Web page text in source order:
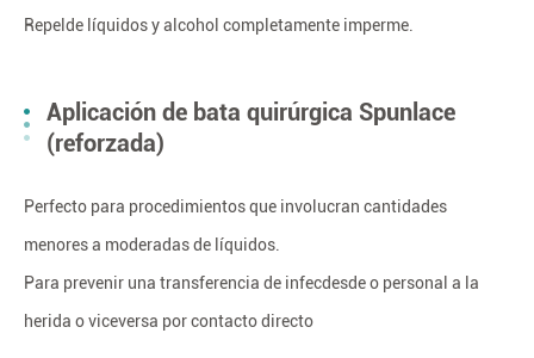
Repelde líquidos y alcohol completamente imperme.
Aplicación de bata quirúrgica Spunlace
(reforzada)
Perfecto para procedimientos que involucran cantidades
menores a moderadas de líquidos.
Para prevenir una transferencia de infecdesde o personal a la
herida o viceversa por contacto directo